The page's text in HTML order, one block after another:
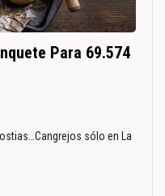
Para 69.574
sólo en La